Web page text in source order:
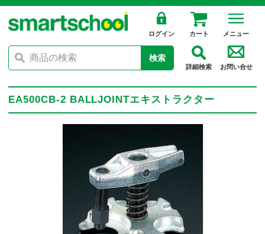
ログイン カート メニュー
検索
詳細検索 お問い合せ
EA500CB-2 BALLJOINTエキストラクター